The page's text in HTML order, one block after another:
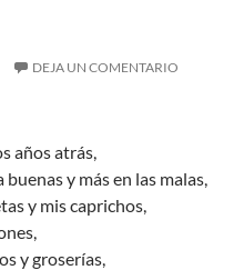
DEJA UN COMENTARIO
años atrás,
y más en las malas,
y mis caprichos,
y groserías,